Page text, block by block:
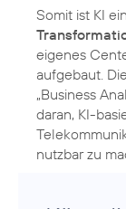
Somit ist KI
eigenes
aufgebaut.
„Business
daran, KI-
nutzbar zu